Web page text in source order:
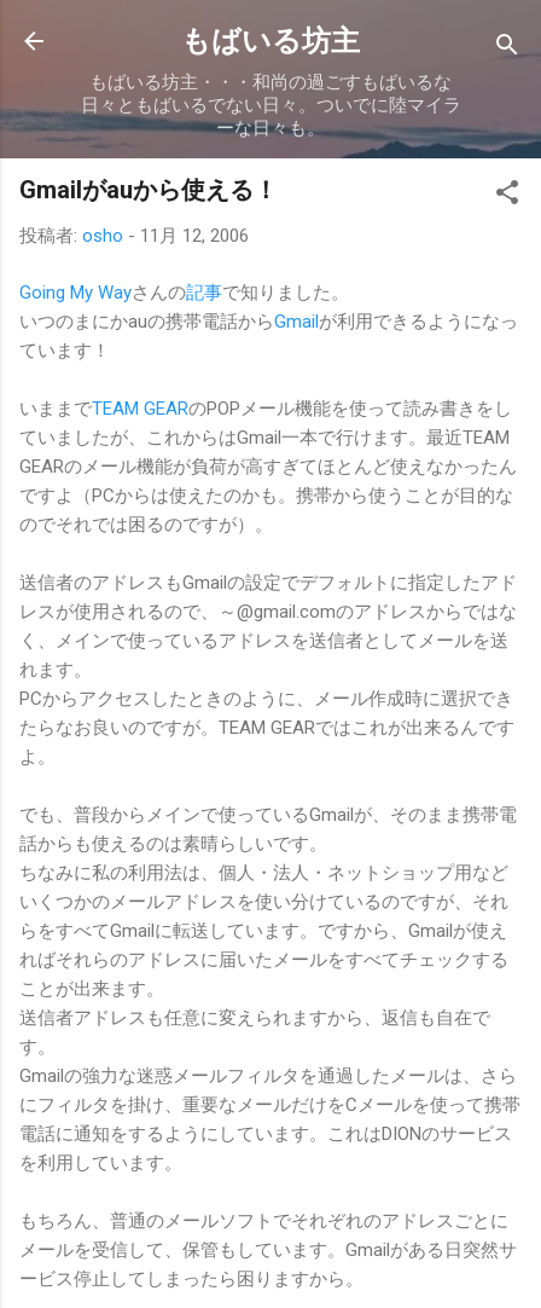
スキップしてメイン コンテンツに移動
もばいる坊主
もばいる坊主・・・和尚の過ごすもばいるな
日々ともばいるでない日々。ついでに陸マイラ
ーな日々も。
Gmailがauから使える！
投稿者: osho - 11月 12, 2006
Going My Wayさんの記事で知りました。
いつのまにかauの携帯電話からGmailが利用できるようになっ
ています！
いままでTEAM GEARのPOPメール機能を使って読み書きをし
ていましたが、これからはGmail一本で行けます。最近TEAM
GEARのメール機能が負荷が高すぎてほとんど使えなかったん
ですよ（PCからは使えたのかも。携帯から使うことが目的な
のでそれでは困るのですが）。
送信者のアドレスもGmailの設定でデフォルトに指定したアド
レスが使用されるので、～@gmail.comのアドレスからではな
く、メインで使っているアドレスを送信者としてメールを送
れます。
PCからアクセスしたときのように、メール作成時に選択でき
たらなお良いのですが。TEAM GEARではこれが出来るんです
よ。
でも、普段からメインで使っているGmailが、そのまま携帯電
話からも使えるのは素晴らしいです。
ちなみに私の利用法は、個人・法人・ネットショップ用など
いくつかのメールアドレスを使い分けているのですが、それ
らをすべてGmailに転送しています。ですから、Gmailが使え
ればそれらのアドレスに届いたメールをすべてチェックする
ことが出来ます。
送信者アドレスも任意に変えられますから、返信も自在で
す。
Gmailの強力な迷惑メールフィルタを通過したメールは、さら
にフィルタを掛け、重要なメールだけをCメールを使って携帯
電話に通知をするようにしています。これはDIONのサービス
を利用しています。
もちろん、普通のメールソフトでそれぞれのアドレスごとに
メールを受信して、保管もしています。Gmailがある日突然サ
ービス停止してしまったら困りますから。